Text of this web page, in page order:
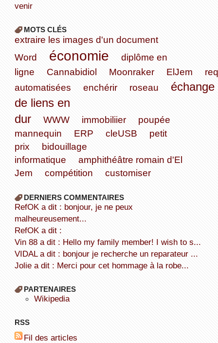
venir
MOTS CLÉS
extraire les images d'un document
Word
économie
diplôme en
ligne
Cannabidiol Moonraker ElJem
automatisées
enchérir roseau
échange
de liens en
dur
WWW immobiliier
poupée
mannequin
ERP cleUSB
petit
prix
bidouillage
informatique
amphithéâtre romain d'El
Jem
compétition customiser
DERNIERS COMMENTAIRES
refOK a dit : bonjour, je ne peux
malheureusement...
refOK a dit :
Vin 88 a dit : Hello my family member! I wish to s...
VIDAL a dit : bonjour je recherche un reparateur ...
Jolie a dit : Merci pour cet hommage à la robe...
PARTENAIRES
wikipedia
RSS
Fil des articles